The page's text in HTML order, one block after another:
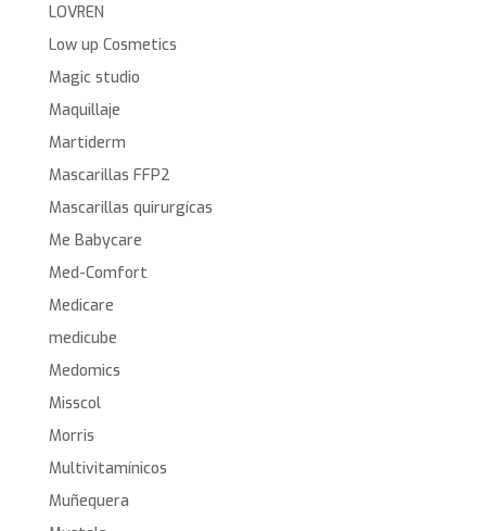
LOVREN
Low up Cosmetics
Magic studio
Maquillaje
Martiderm
Mascarillas FFP2
Mascarillas quirurgícas
Me Babycare
Med-Comfort
Medicare
medicube
Medomics
Misscol
Morris
Multivitamínicos
Muñequera